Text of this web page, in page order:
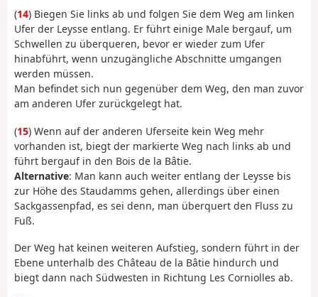
(14) Biegen Sie links ab und folgen Sie dem Weg am linken
Ufer der Leysse entlang. Er führt einige Male bergauf, um
Schwellen zu überqueren, bevor er wieder zum Ufer
hinabführt, wenn unzugängliche Abschnitte umgangen
werden müssen.
Man befindet sich nun gegenüber dem Weg, den man zuvor
am anderen Ufer zurückgelegt hat.
(15) Wenn auf der anderen Uferseite kein Weg mehr
vorhanden ist, biegt der markierte Weg nach links ab und
führt bergauf in den Bois de la Bâtie.
Alternative: Man kann auch weiter entlang der Leysse bis
zur Höhe des Staudamms gehen, allerdings über einen
Sackgassenpfad, es sei denn, man überquert den Fluss zu
Fuß.
Der Weg hat keinen weiteren Aufstieg, sondern führt in der
Ebene unterhalb des Château de la Bâtie hindurch und
biegt dann nach Südwesten in Richtung Les Corniolles ab.